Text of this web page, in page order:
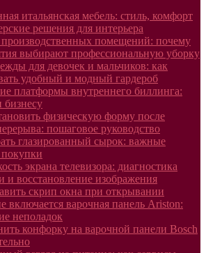
итальянская мебель: стиль, комфорт
решения для интерьера
помещений: почему
выбирают профессиональную уборку
для девочек и мальчиков: как
удобный и модный гардероб
платформы внутреннего биллинга:
бизнесу
физическую форму после
пошаговое руководство
глазированный сырок: важные
экрана телевизора: диагностика
и восстановление изображения
скрип окна при открывании
включается варочная панель Ariston:
неполадок
конфорку на варочной панели Bosch